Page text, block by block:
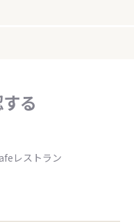
る
レストラン